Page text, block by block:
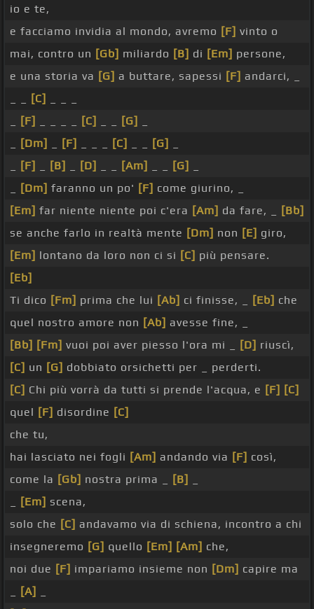
io e te,
e facciamo invidia al mondo, avremo [F] vinto o
mai, contro un [Gb] miliardo [B] di [Em] persone,
e una storia va [G] a buttare, sapessi [F] andarci, _
[C]
[F] [C] [G]
[Dm] [F] [C] [G]
[F] [B] [D] [Am] [G]
[Dm] faranno un po' [F] come giurino, _
[Em] far niente niente poi c'era [Am] da fare, _
[Bb]
se anche farlo in realtà mente [Dm] non [E] giro,
[Em] lontano da loro non ci si [C] più pensare.
[Eb]
Ti dico [Fm] prima che lui [Ab] ci finisse, _ [Eb] che
quel nostro amore non [Ab] avesse fine, _
[Bb] [Fm] vuoi poi aver piesso l'ora mi _ [D] riuscì,
[C] un [G] dobbiato orsichetti per _ perderti.
[C] Chi più vorrà da tutti si prende l'acqua, e [F] [C]
quel [F] disordine [C]
che tu,
hai lasciato nei fogli [Am] andando via [F] così,
come la [Gb] nostra prima _ [B]
[Em] scena,
solo che [C] andavamo via di schiena, incontro a chi
insegneremo [G] quello [Em] [Am] che,
noi due [F] impariamo insieme non [Dm] capire ma
[A]